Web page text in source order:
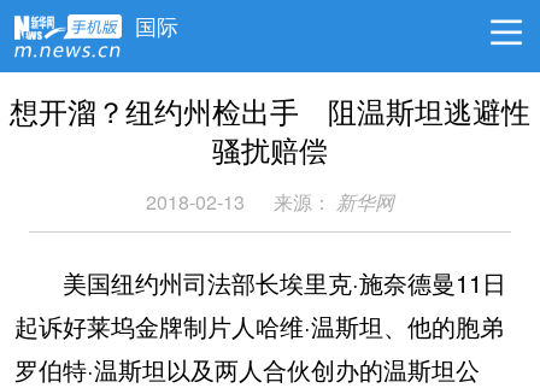
国际
想开溜？纽约州检出手 阻温斯坦逃避性
骚扰赔偿
2018-02-13 来源： 新华网
美国纽约州司法部长埃里克·施奈德曼11日
起诉好莱坞金牌制片人哈维·温斯坦、他的胞弟
罗伯特·温斯坦以及两人合伙创办的温斯坦公